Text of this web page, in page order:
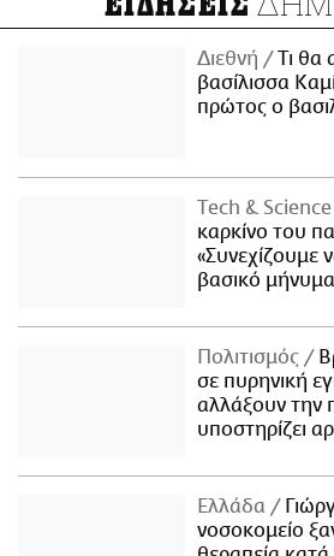
Διεθνή
Τι θα
βασίλισσα
πρώτος ο
Τech & Science
καρκίνο του
«Συνεχίζουμε
βασικό
Πολιτισμός
σε πυρηνική
αλλάξουν την
υποστηρίζει
Ελλάδα
νοσοκομείο